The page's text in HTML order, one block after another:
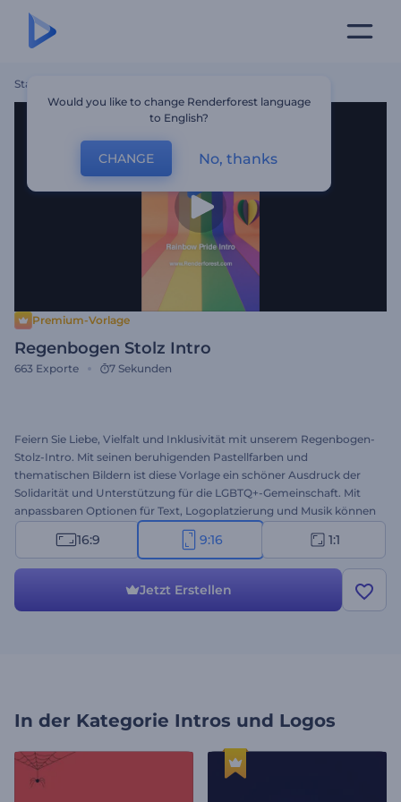
Startseite
Premium-Vorlage
Regenbogen Stolz Intro
663 Exporte 7 Sekunden
Feiern Sie Liebe, Vielfalt und Inklusivität mit unserem Regenbogen-
Stolz-Intro. Mit seinen beruhigenden Pastellfarben und
thematischen Bildern ist diese Vorlage ein schöner Ausdruck der
Solidarität und Unterstützung für die LGBTQ+-Gemeinschaft. Mit
anpassbaren Optionen für Text, Logoplatzierung und Musik können
Sie dieses Intro an Ihre Botschaft und Identität anpassen. Perfekt
für Veranstaltungen im Pride-Monat, LGBTQ+-Initiativen oder jede
Gleichheit verbreiten möchten. Probieren Sie es jetzt aus!
16:9 9:16 1:1
Jetzt Erstellen
In der Kategorie Intros und Logos
Would you like to change Renderforest language
to English?
CHANGE No, thanks